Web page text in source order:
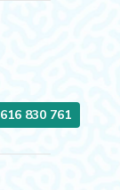
616 830 761